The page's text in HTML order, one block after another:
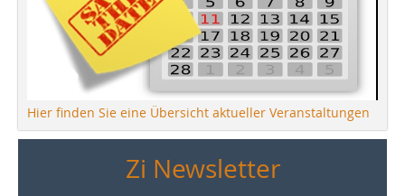
Hier finden Sie eine Übersicht aktueller Veranstaltungen
Zi Newsletter